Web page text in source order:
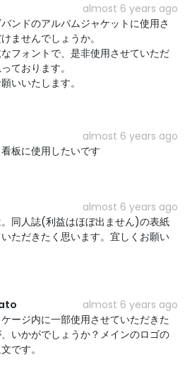
almost 6 years ago
ンドのアルバムジャケットに使用さ
ませんでしょうか。
フォントで、是非使用させていただ
ております。
いいたします。
almost 6 years ago
板に使用したいです
almost 6 years ago
同人誌(利益はほぼ出ません)の表紙
ただきたく思います。宜しくお願い
almost 6 years ago
ージ内に一部使用させていただきた
いかがでしょうか？メインのロゴの
です。